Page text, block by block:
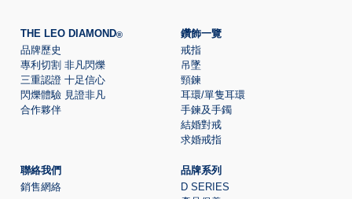
THE LEO DIAMOND®
品牌歷史
專利切割 非凡閃爍
三重認證 十足信心
閃爍體驗 見證非凡
合作夥伴
鑽飾一覽
戒指
吊墜
頸鍊
耳環/單隻耳環
手鍊及手鐲
結婚對戒
求婚戒指
聯絡我們
銷售網絡
品牌系列
D SERIES